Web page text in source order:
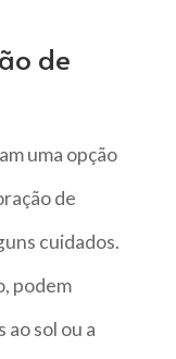
de
uma opção
de
cuidados.
podem
sol ou a